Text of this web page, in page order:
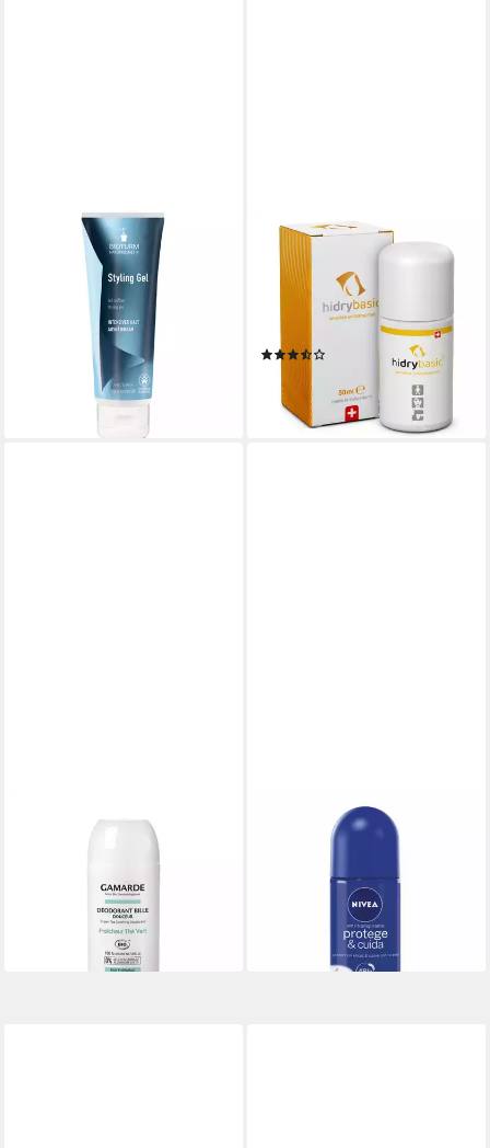
Deo-Creme Styling Gel Nr,
lieferbar - in 2-3 Werktagen bei dir
HIDRY
Deo-Creme hidry®basic
Antitranspirant 50 ml, flüssig,
schweißhemmend,
geruchsreduzierend
23,90 €
(478,00 €/ 1 l)
lieferbar - in 3-4 Werktagen bei dir
Deo-Spray Gamardeamarde,
Deo-Roll-On, für Damen
(254,60 €/ 1 l)
lieferbar in 4 Wochen
Deo-Roller Nivea Protect And
lieferbar in 3 Wochen